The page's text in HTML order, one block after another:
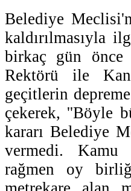
Belediye
kaldırılmasıyla
birkaç gün önce
Rektörü ile
geçitlerin
çekerek, ''Böyle
kararı Belediye
vermedi. Kamu
rağmen oy